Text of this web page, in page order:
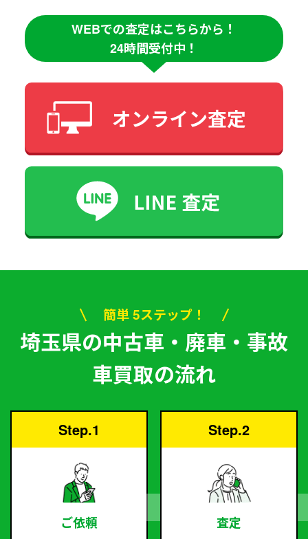
WEBでの査定はこちらから！
24時間受付中！
簡単 5ステップ！
埼玉県の中古車・廃車・事故
車買取の流れ
Step.1
ご依頼
Step.2
査定